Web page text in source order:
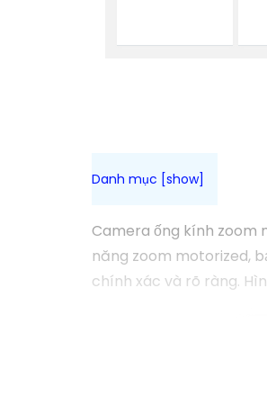
Camera ống kính zoom
năng zoom motorized,
chính xác và rõ ràng.